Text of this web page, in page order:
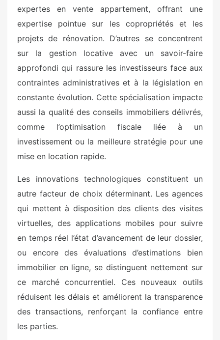
expertes en vente appartement, offrant une
expertise pointue sur les copropriétés et les
projets de rénovation. D’autres se concentrent
sur la gestion locative avec un savoir-faire
approfondi qui rassure les investisseurs face aux
contraintes administratives et à la législation en
constante évolution. Cette spécialisation impacte
aussi la qualité des conseils immobiliers délivrés,
comme l’optimisation fiscale liée à un
investissement ou la meilleure stratégie pour une
mise en location rapide.
Les innovations technologiques constituent un
autre facteur de choix déterminant. Les agences
qui mettent à disposition des clients des visites
virtuelles, des applications mobiles pour suivre
en temps réel l’état d’avancement de leur dossier,
ou encore des évaluations d’estimations bien
immobilier en ligne, se distinguent nettement sur
ce marché concurrentiel. Ces nouveaux outils
réduisent les délais et améliorent la transparence
des transactions, renforçant la confiance entre
les parties.